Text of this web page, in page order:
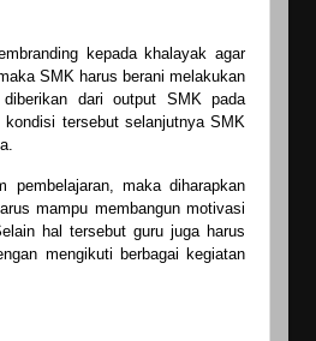
kepada khalayak agar
SMK harus berani melakukan
dari output SMK pada
tersebut selanjutnya SMK
pembelajaran, maka diharapkan
mampu membangun motivasi
hal tersebut guru juga harus
mengikuti berbagai kegiatan